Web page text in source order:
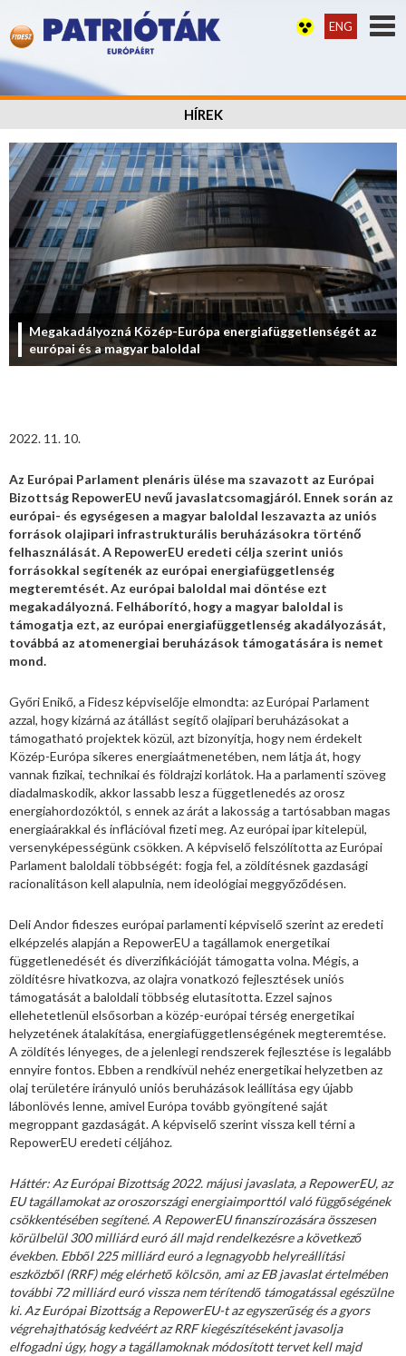
ENG
HÍREK
Megakadályozná Közép-Európa energiafüggetlenségét az
európai és a magyar baloldal
2022. 11. 10.
Az Európai Parlament plenáris ülése ma szavazott az Európai
Bizottság RepowerEU nevű javaslatcsomagjáról. Ennek során az
európai- és egységesen a magyar baloldal leszavazta az uniós
források olajipari infrastrukturális beruházásokra történő
felhasználását. A RepowerEU eredeti célja szerint uniós
forrásokkal segítenék az európai energiafüggetlenség
megteremtését. Az európai baloldal mai döntése ezt
megakadályozná. Felháborító, hogy a magyar baloldal is
támogatja ezt, az európai energiafüggetlenség akadályozását,
továbbá az atomenergiai beruházások támogatására is nemet
mond.
Győri Enikő, a Fidesz képviselője elmondta: az Európai Parlament
azzal, hogy kizárná az átállást segítő olajipari beruházásokat a
támogatható projektek közül, azt bizonyítja, hogy nem érdekelt
Közép-Európa sikeres energiaátmenetében, nem látja át, hogy
vannak fizikai, technikai és földrajzi korlátok. Ha a parlamenti szöveg
diadalmaskodik, akkor lassabb lesz a függetlenedés az orosz
energiahordozóktól, s ennek az árát a lakosság a tartósabban magas
energiaárakkal és inflációval fizeti meg. Az európai ipar kitelepül,
versenyképességünk csökken. A képviselő felszólította az Európai
Parlament baloldali többségét: fogja fel, a zöldítésnek gazdasági
racionalitáson kell alapulnia, nem ideológiai meggyőződésen.
Deli Andor fideszes európai parlamenti képviselő szerint az eredeti
elképzelés alapján a RepowerEU a tagállamok energetikai
függetlenedését és diverzifikációját támogatta volna. Mégis, a
zöldítésre hivatkozva, az olajra vonatkozó fejlesztések uniós
támogatását a baloldali többség elutasította. Ezzel sajnos
ellehetetlenül elsősorban a közép-európai térség energetikai
helyzetének átalakítása, energiafüggetlenségének megteremtése.
A zöldítés lényeges, de a jelenlegi rendszerek fejlesztése is legalább
ennyire fontos. Ebben a rendkívül nehéz energetikai helyzetben az
olaj területére irányuló uniós beruházások leállítása egy újabb
lábonlövés lenne, amivel Európa tovább gyöngítené saját
megroppant gazdaságát. A képviselő szerint vissza kell térni a
RepowerEU eredeti céljához.
Háttér: Az Európai Bizottság 2022. májusi javaslata, a RepowerEU, az
EU tagállamokat az oroszországi energiaimporttól való függőségének
csökkentésében segítené. A RepowerEU finanszírozására összesen
körülbelül 300 milliárd euró áll majd rendelkezésre a következő
években. Ebből 225 milliárd euró a legnagyobb helyreállítási
eszközből (RRF) még elérhető kölcsön, ami az EB javaslat értelmében
további 72 milliárd euró vissza nem térítendő támogatással egészülne
ki. Az Európai Bizottság a RepowerEU-t az egyszerűség és a gyors
végrehajthatóság kedvéért az RRF kiegészítéseként javasolja
elfogadni úgy, hogy a tagállamoknak módosított tervet kell majd